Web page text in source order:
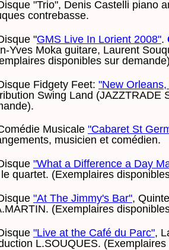
"Trio", Denis Castelli piano
contrebasse.
"GMS Live In Lorient 2008".
Yves Moka guitare, Laurent
disponibles sur
Fidgety Feet: "New
Swing Land (JAZZTRADE
Musicale "Cabaret St
musicien et comédien.
"What a Difference a Day
quartet. (Exemplaires
"At The Jimmy's Bar",
(Exemplaires
"Live at the Café du Parc",
L.SOUQUES.